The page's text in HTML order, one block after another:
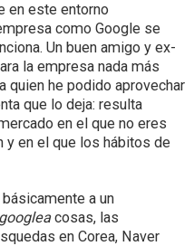
en este entorno
como Google se
Un buen amigo y ex-
la empresa nada más
quien he podido aprovechar
que lo deja: resulta
en el que no eres
y en el que los hábitos de
a un
googleacosas, las
en Corea, Naver